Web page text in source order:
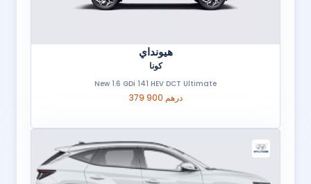
هيونداي
كونا
New 1.6 GDi 141 HEV DCT Ultimate
379 900 درهم